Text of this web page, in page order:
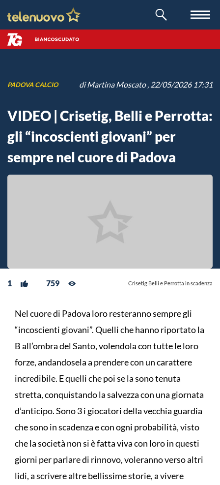
PADOVA CALCIO diMartina Moscato, 22/05/2026 17:31
VIDEO | Crisetig, Belli e Perrotta:
gli “incoscienti giovani” per
sempre nel cuore di Padova
1 759 Crisetig Belli e Perrotta in scadenza
Nel cuore di Padova loro resteranno sempre gli
“incoscienti giovani”. Quelli che hanno riportato la
B all’ombra del Santo, volendola con tutte le loro
forze, andandosela a prendere con un carattere
incredibile. E quelli che poi se la sono tenuta
stretta, conquistando la salvezza con una giornata
d’anticipo. Sono 3 i giocatori della vecchia guardia
che sono in scadenza e con ogni probabilità, visto
che la società non si è fatta viva con loro in questi
giorni per parlare di rinnovo, voleranno verso altri
lidi, a scrivere altre bellissime storie, a vivere